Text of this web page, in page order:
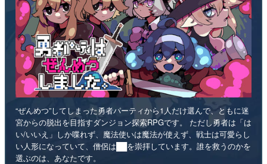
“ぜんめつ”してしまった勇者パーティから1人だけ選んで、ともに迷
宮からの脱出を目指すダンジョン探索RPGです。 ただし勇者は「は
い/いいえ」しか喋れず、魔法使いは魔法が使えず、戦士は可愛らし
い人形になっていて、僧侶は██を崇拝しています。誰を救うのかを
選ぶのは、あなたです。